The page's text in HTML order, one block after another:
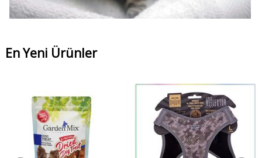
En Yeni Ürünler